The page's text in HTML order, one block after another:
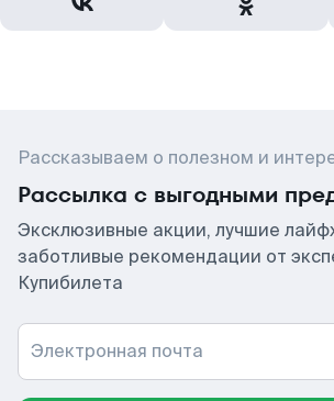
Рассказываем о полезном и
Рассылка с выгодными
Эксклюзивные акции, лучшие
заботливые рекомендации от
Купибилета
Электронная почта